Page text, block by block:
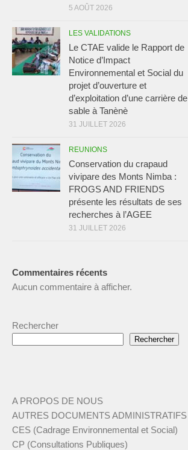
5 AOÛT 2026
LES VALIDATIONS
Le CTAE valide le Rapport de
Notice d’Impact
Environnemental et Social du
projet d’ouverture et
d’exploitation d’une carrière de
sable à Tanènè
31 JUILLET 2026
REUNIONS
Conservation du crapaud
vivipare des Monts Nimba :
FROGS AND FRIENDS
présente les résultats de ses
recherches à l’AGEE
31 JUILLET 2026
Commentaires récents
Aucun commentaire à afficher.
Rechercher
Rechercher
A PROPOS DE NOUS
AUTRES DOCUMENTS ADMINISTRATIFS
CES (Cadrage Environnemental et Social)
CP (Consultations Publiques)